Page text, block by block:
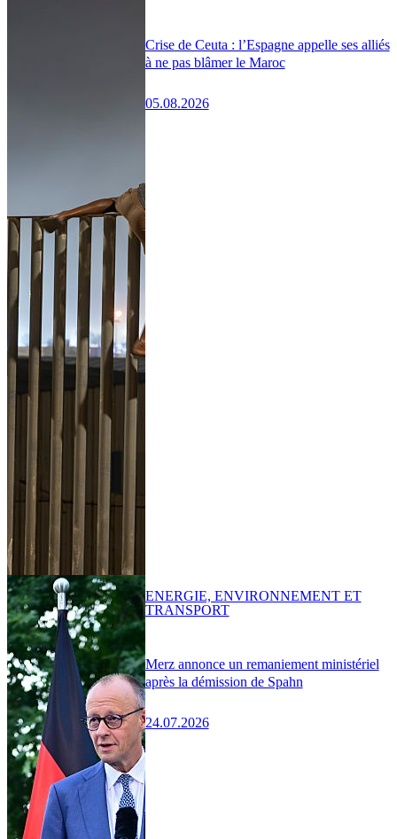
Crise de Ceuta : l’Espagne appelle ses alliés
à ne pas blâmer le Maroc
05.08.2026
Merz annonce un remaniement ministériel
après la démission de Spahn
24.07.2026
ENERGIE, ENVIRONNEMENT ET
TRANSPORT